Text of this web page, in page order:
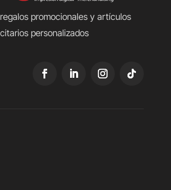
promocionales y artículos
personalizados